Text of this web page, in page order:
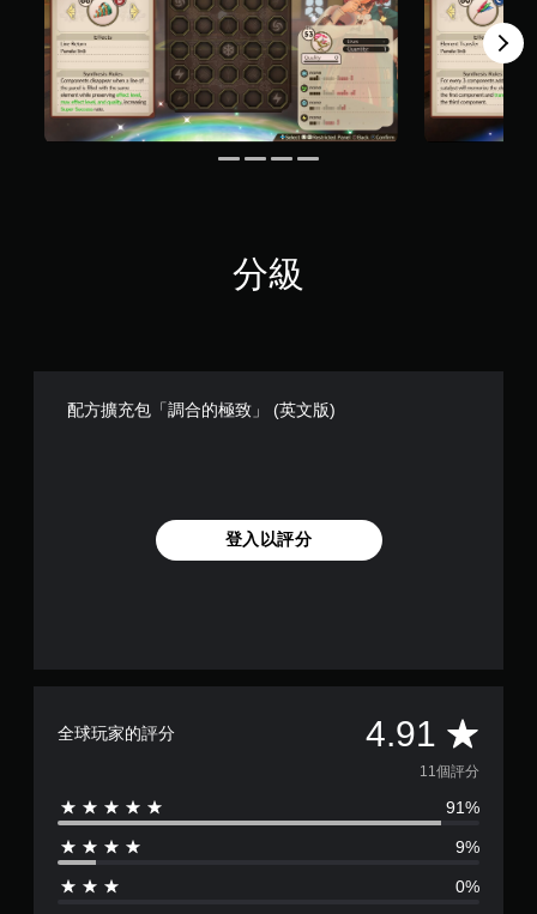
分級
配方擴充包「調合的極致」 (英文版)
登入以評分
全球玩家的評分 4.91 平
均
評
分
11個評分
91%
9%
0%